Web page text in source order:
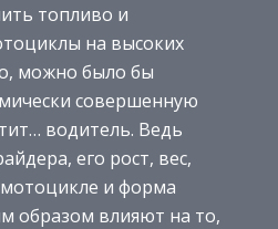
топливо и
на высоких
можно было бы
совершенную
водитель. Ведь
его рост, вес,
и форма
образом влияют на то,